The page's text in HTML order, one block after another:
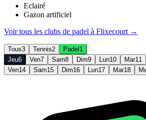
Eclairé
Gazon artificiel
Voir tous les clubs de padel à Flixecourt →
Tous3 Tennis2 Padel 1
Jeu6 Ven7 Sam8 Dim9 Lun10 Mar11
Ven14 Sam15 Dim16 Lun17 Mar18